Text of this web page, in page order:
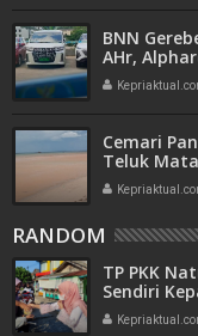
BNN
AHr,
Mitra
Cemari
Teluk
Amdal
RANDOM
TP PKK
Sendiri